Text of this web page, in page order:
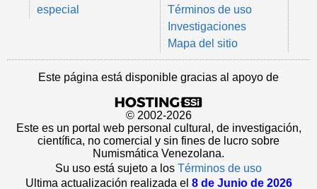
especial
Términos de uso
Investigaciones
Mapa del sitio
Este página está disponible gracias al apoyo de
© 2002-2026
Este es un portal web personal cultural, de investigación,
científica, no comercial y sin fines de lucro sobre
Numismática Venezolana.
Su uso está sujeto a los Términos de uso
Ultima actualización realizada el 8 de Junio de 2026